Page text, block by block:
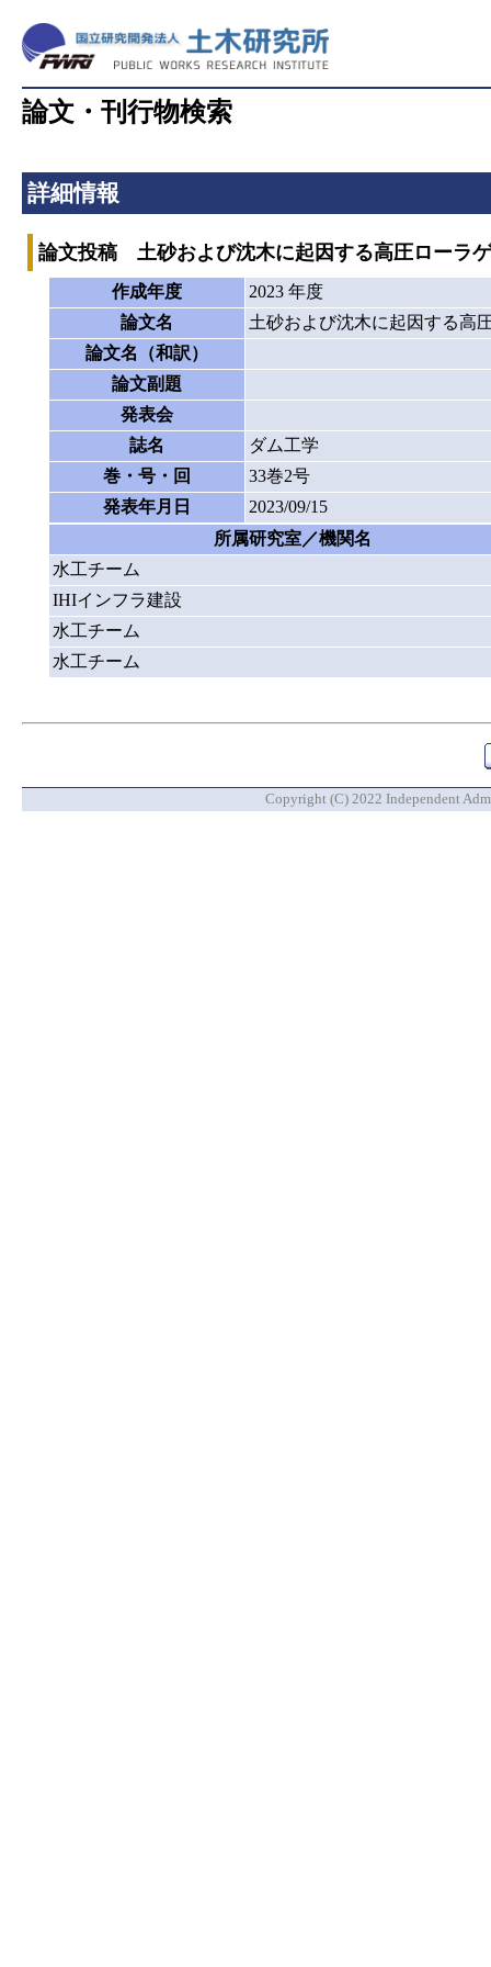
論文・刊行物検索
詳細情報
論文投稿 土砂および沈木に起因する高圧ローラ
作成年度
2023 年度
論文名
土砂および沈木に起因する高
論文名（和訳）
論文副題
発表会
誌名
ダム工学
巻・号・回
33巻2号
発表年月日
2023/09/15
所属研究室／機関名
水工チーム
IHIインフラ建設
水工チーム
水工チーム
Copyright (C) 2022 Independent